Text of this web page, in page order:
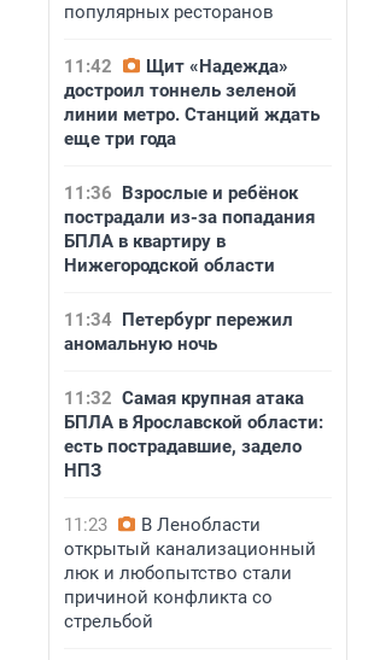
популярных ресторанов
11:42
Щит «Надежда»
достроил тоннель зеленой
линии метро. Станций ждать
еще три года
11:36 Взрослые и ребёнок
пострадали из-за попадания
БПЛА в квартиру в
Нижегородской области
11:34 Петербург пережил
аномальную ночь
11:32 Самая крупная атака
БПЛА в Ярославской области:
есть пострадавшие, задело
НПЗ
11:23
В Ленобласти
открытый канализационный
люк и любопытство стали
причиной конфликта со
стрельбой